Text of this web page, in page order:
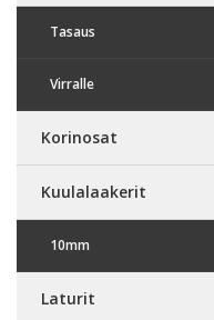
Tasaus
Virralle
Korinosat
Kuulalaakerit
10mm
Laturit